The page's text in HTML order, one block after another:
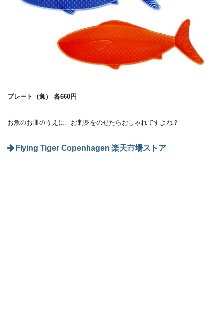
プレート（魚） 各660円
お魚のお皿のうえに、お刺身をのせたらおしゃれですよね？
Flying Tiger Copenhagen 楽天市場ストア